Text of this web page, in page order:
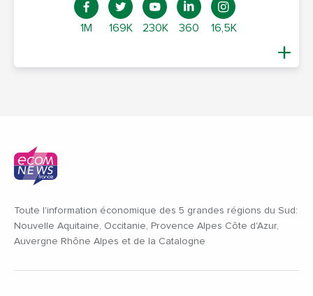
1M 169K 230K 360 16,5K
Toute l'information économique des 5 grandes régions du Sud:
Nouvelle Aquitaine, Occitanie, Provence Alpes Côte d'Azur,
Auvergne Rhône Alpes et de la Catalogne